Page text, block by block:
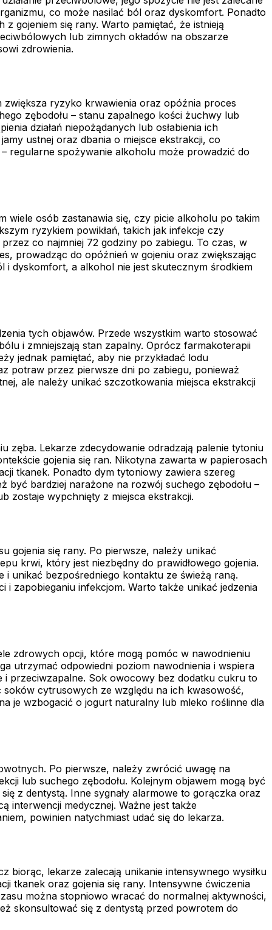
co może nasilać ból oraz dyskomfort. Ponadto
gojeniem się rany. Warto pamiętać, że istnieją
lub zimnych okładów na obszarze
zdrowienia.
ryzyko krwawienia oraz opóźnia proces
zębodołu – stanu zapalnego kości żuchwy lub
działań niepożądanych lub osłabienia ich
ustnej oraz dbania o miejsce ekstrakcji, co
regularne spożywanie alkoholu może prowadzić do
wiele osób zastanawia się, czy picie alkoholu po takim
ryzykiem powikłań, takich jak infekcje czy
co najmniej 72 godziny po zabiegu. To czas, w
prowadząc do opóźnień w gojeniu oraz zwiększając
i dyskomfort, a alkohol nie jest skutecznym środkiem
tych objawów. Przede wszystkim warto stosować
i zmniejszają stan zapalny. Oprócz farmakoterapii
jednak pamiętać, aby nie przykładać lodu
potraw przez pierwsze dni po zabiegu, ponieważ
ale należy unikać szczotkowania miejsca ekstrakcji
zęba. Lekarze zdecydowanie odradzają palenie tytoniu
gojenia się ran. Nikotyna zawarta w papierosach
tkanek. Ponadto dym tytoniowy zawiera szereg
być bardziej narażone na rozwój suchego zębodołu –
zostaje wypchnięty z miejsca ekstrakcji.
gojenia się rany. Po pierwsze, należy unikać
krwi, który jest niezbędny do prawidłowego gojenia.
unikać bezpośredniego kontaktu ze świeżą raną.
i zapobieganiu infekcjom. Warto także unikać jedzenia
zdrowych opcji, które mogą pomóc w nawodnieniu
utrzymać odpowiedni poziom nawodnienia i wspiera
i przeciwzapalne. Sok owocowy bez dodatku cukru to
soków cytrusowych ze względu na ich kwasowość,
je wzbogacić o jogurt naturalny lub mleko roślinne dla
Po pierwsze, należy zwrócić uwagę na
lub suchego zębodołu. Kolejnym objawem mogą być
z dentystą. Inne sygnały alarmowe to gorączka oraz
interwencji medycznej. Ważne jest także
powinien natychmiast udać się do lekarza.
biorąc, lekarze zalecają unikanie intensywnego wysiłku
tkanek oraz gojenia się rany. Intensywne ćwiczenia
można stopniowo wracać do normalnej aktywności,
skonsultować się z dentystą przed powrotem do